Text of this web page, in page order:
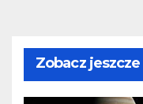
Zobacz jeszcze